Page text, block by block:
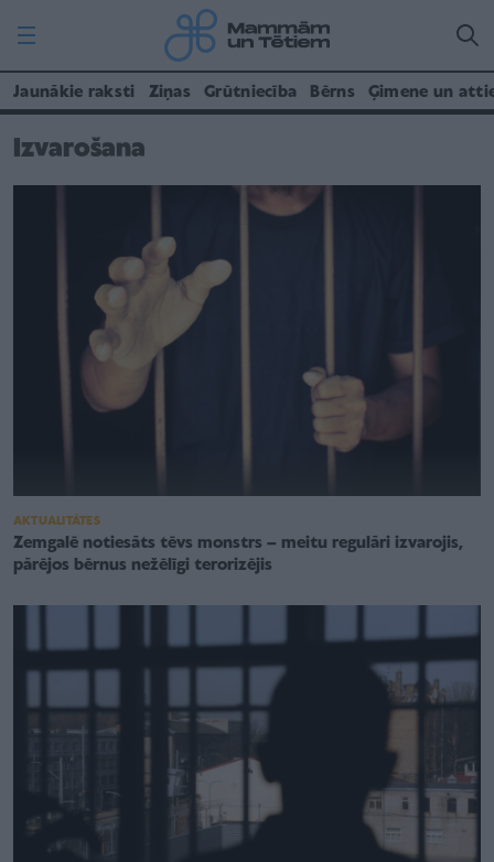
Jaunākie raksti Ziņas Grūtniecība Bērns Ģimene un
Izvarošana
AKTUALITĀTES
Zemgalē notiesāts tēvs monstrs – meitu regulāri izvarojis,
pārējos bērnus nežēlīgi terorizējis